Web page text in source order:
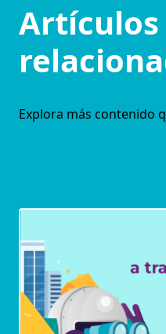
Artículos
Explora más contenido